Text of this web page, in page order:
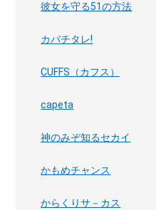
彼女を守る51の方法
カバチタレ!
CUFFS（カフス）
capeta
神のみぞ知るセカイ
かもめチャンス
からくりサ－カス